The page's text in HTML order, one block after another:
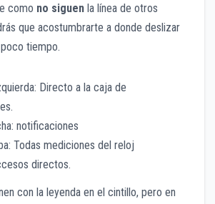
como no siguen la línea de otros
que acostumbrarte a donde deslizar
tiempo.
Directo a la caja de
notificaciones
Todas mediciones del reloj
directos.
con la leyenda en el cintillo, pero en